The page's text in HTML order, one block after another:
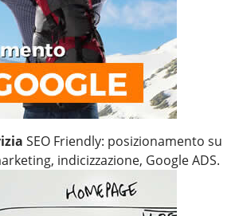
SEO Friendly: posizionamento su
indicizzazione, Google ADS.